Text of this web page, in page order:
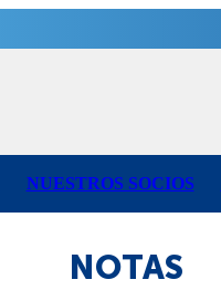
NUESTROS SOCIOS
NOTAS